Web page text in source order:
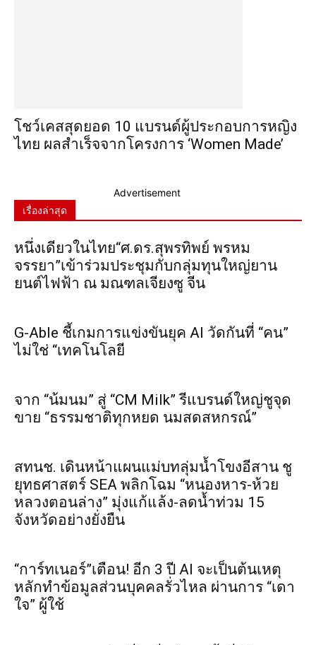
โชว์เคสสุดยอด 10 แบรนด์ผู้ประกอบการหญิง
ไทย ผลสำเร็จจากโครงการ ‘Women Made’
Advertisement
เรื่องล่าสุด
หนึ่งเดียวในไทย“ศ.ดร.สุพรทิพย์ พรหม
จรรยา”เข้าร่วมประชุมกับกลุ่มทุนใหญ่ยาน
ยนต์ไฟฟ้า ณ มณฑลเจียงซู จีน
G-Able ชี้เกมการแข่งขันยุค AI วัดกันที่ “คน”
ไม่ใช่ “เทคโนโลยี
จาก “น้มนม” สู่ “CM Milk” รีแบรนด์ใหญ่ชูจุด
ขาย “ธรรมชาติทุกหยด นมสดสหกรณ์”
สทนช. เดินหน้าแผนแม่บทลุ่มน้ำโขงอีสาน ชู
ยุทธศาสตร์ SEA พลิกโฉม “หนองหาร-ห้วย
หลวงตอนล่าง” มุ่งแก้แล้ง-ลดน้ำท่วม 15
จังหวัดอย่างยั่งยืน
“การ์ทเนอร์”เตือน! อีก 3 ปี AI จะเป็นต้นเหตุ
หลักทำข้อมูลส่วนบุคคลรั่วไหล ผ่านการ “เดา
ใจ” ผู้ใช้